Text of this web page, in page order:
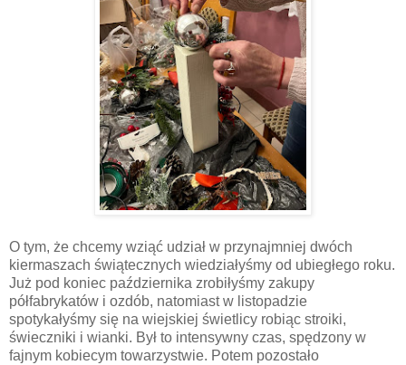
O tym, że chcemy wziąć udział w przynajmniej dwóch
kiermaszach świątecznych wiedziałyśmy od ubiegłego roku.
Już pod koniec października zrobiłyśmy zakupy
półfabrykatów i ozdób, natomiast w listopadzie
spotykałyśmy się na wiejskiej świetlicy robiąc stroiki,
świeczniki i wianki. Był to intensywny czas, spędzony w
fajnym kobiecym towarzystwie. Potem pozostało